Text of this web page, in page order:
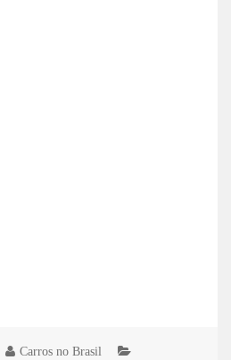
Carros no Brasil